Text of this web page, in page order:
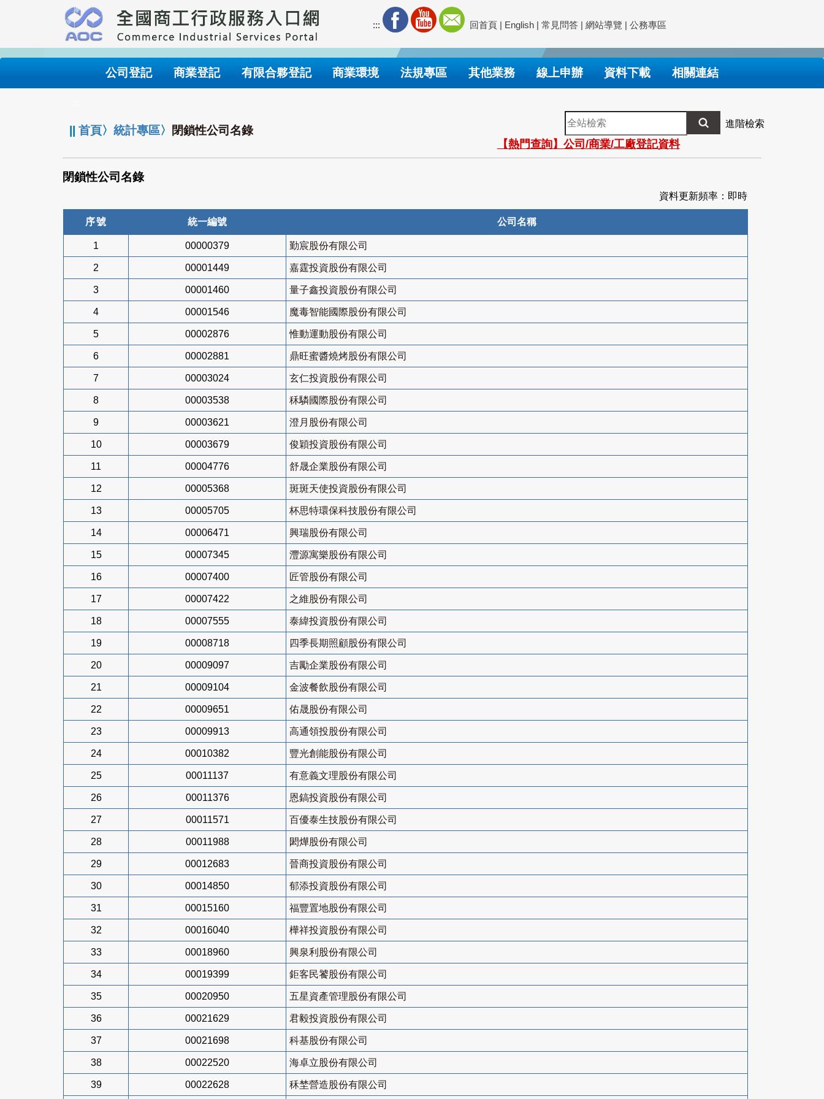
要
內
::: 回首頁 | English | 常見問答 | 網站導覽 | 公務專區
公司登記 商業登記 有限合夥登記 商業環境 法規專區 其他業務 線上申辦 資料下載 相關連結
||首頁〉統計專區〉 閉鎖性公司名錄
全
站
檢
索
進階檢索
【熱門查詢】公司/商業/工廠登記資料
閉鎖性公司名錄
資料更新頻率：即時
序號 統一編號 公司名稱
1 00000379 勤宸股份有限公司
2 00001449 嘉霆投資股份有限公司
3 00001460 量子鑫投資股份有限公司
4 00001546 魔毒智能國際股份有限公司
5 00002876 惟動運動股份有限公司
6 00002881 鼎旺蜜醬燒烤股份有限公司
7 00003024 玄仁投資股份有限公司
8 00003538 秝驎國際股份有限公司
9 00003621 澄月股份有限公司
10 00003679 俊穎投資股份有限公司
11 00004776 舒晟企業股份有限公司
12 00005368 斑斑天使投資股份有限公司
13 00005705 杯思特環保科技股份有限公司
14 00006471 興瑞股份有限公司
15 00007345 灃源寓樂股份有限公司
16 00007400 匠管股份有限公司
17 00007422 之維股份有限公司
18 00007555 泰緯投資股份有限公司
19 00008718 四季長期照顧股份有限公司
20 00009097 吉勵企業股份有限公司
21 00009104 金波餐飲股份有限公司
22 00009651 佑晟股份有限公司
23 00009913 高通領投股份有限公司
24 00010382 豐光創能股份有限公司
25 00011137 有意義文理股份有限公司
26 00011376 恩鎬投資股份有限公司
27 00011571 百優泰生技股份有限公司
28 00011988 閎燁股份有限公司
29 00012683 晉商投資股份有限公司
30 00014850 郁添投資股份有限公司
31 00015160 福豐置地股份有限公司
32 00016040 樺祥投資股份有限公司
33 00018960 興泉利股份有限公司
34 00019399 鉅客民饕股份有限公司
35 00020950 五星資產管理股份有限公司
36 00021629 君毅投資股份有限公司
37 00021698 科基股份有限公司
38 00022520 海卓立股份有限公司
39 00022628 秝埜營造股份有限公司